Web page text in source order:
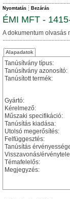
Nyomtatás Bezárás
ÉMI MFT -
A dokumentum olvasás
Alapadatok
Tanúsítvány típus:
Tanúsítvány azonosító:
Tanúsított termék:
Gyártó:
Kérelmező:
Műszaki specifikáció:
Tanúsítás kiadása:
Utolsó megerősítés:
Felfüggesztés:
Tanúsítás
Visszavonás/
Témafelelős:
Megjegyzés: